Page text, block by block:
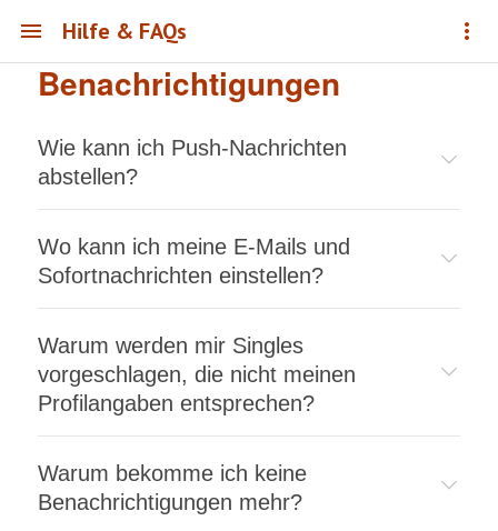
Hilfe & FAQs